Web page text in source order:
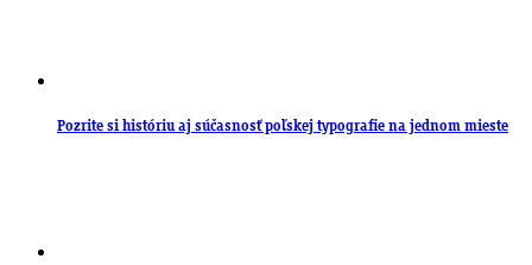
Pozrite si históriu aj súčasnosť poľskej typografie na jednom mieste